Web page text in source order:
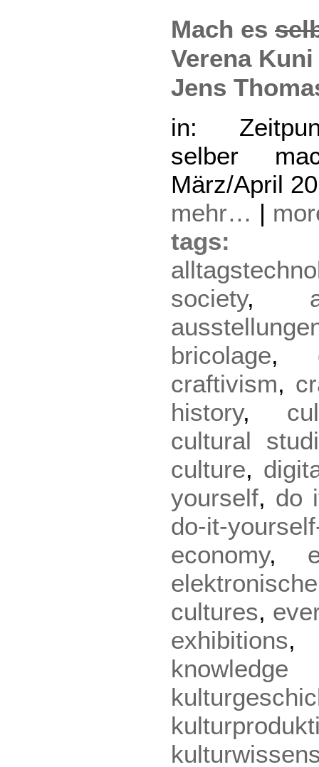
Mach es
Verena
Jens
in:
selber
März/April
mehr… |
society,
bricolage,
craftivism,
history,
cultural
culture,
yourself, do
do-it-
economy,
cultures,
exhibitions